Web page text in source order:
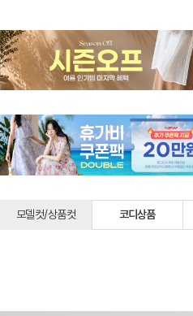
모델컷/상품컷 코디상품